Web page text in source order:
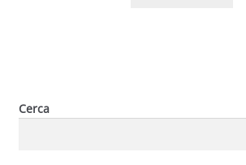
Cerca